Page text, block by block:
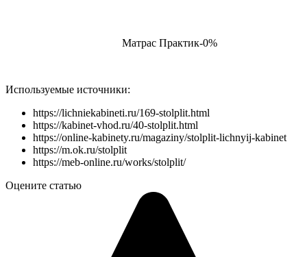
Матрас Практик-0%
Используемые источники:
https://lichniekabineti.ru/169-stolplit.html
https://kabinet-vhod.ru/40-stolplit.html
https://online-kabinety.ru/magaziny/stolplit-lichnyij-kabinet
https://m.ok.ru/stolplit
https://meb-online.ru/works/stolplit/
Оцените статью